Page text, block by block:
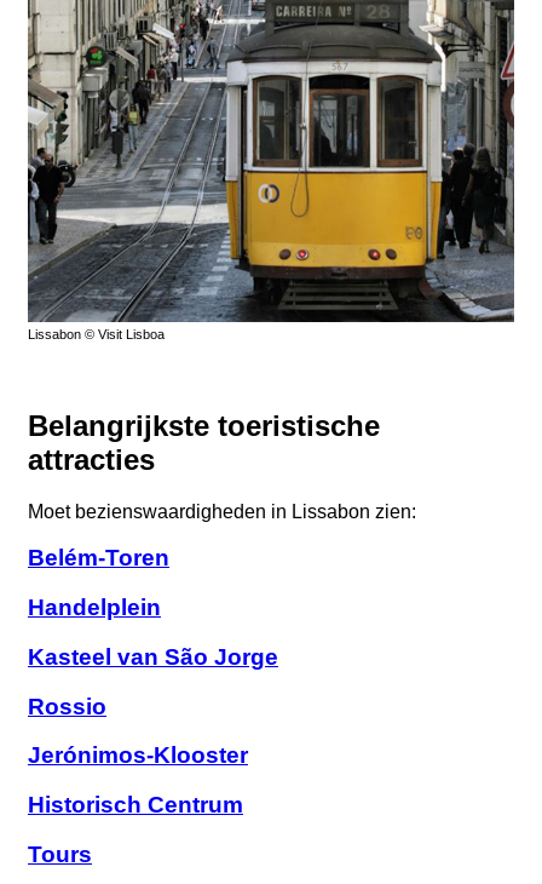
Lissabon © Visit Lisboa
Belangrijkste toeristische
attracties
Moet bezienswaardigheden in Lissabon zien:
Belém-Toren
Handelplein
Kasteel van São Jorge
Rossio
Jerónimos-Klooster
Historisch Centrum
Tours